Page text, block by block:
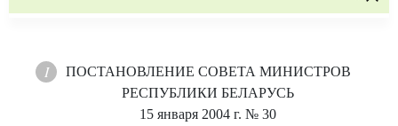
ПОСТАНОВЛЕНИЕ СОВЕТА МИНИСТРОВ
РЕСПУБЛИКИ БЕЛАРУСЬ
15 января 2004 г. № 30